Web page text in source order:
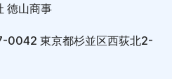
徳山商事
0042 東京都杉並区西荻北2-